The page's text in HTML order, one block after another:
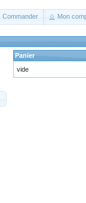
Commander Mon
Panier
vide